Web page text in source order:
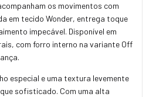
os movimentos com
em tecido Wonder, entrega toque
impecável. Disponível em
com forro interno na variante Off
especial e uma textura levemente
sofisticado. Com uma alta